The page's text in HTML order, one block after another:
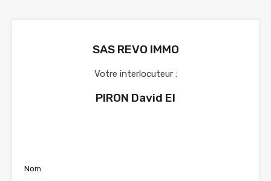
SAS REVO IMMO
Votre interlocuteur :
PIRON David EI
Nom